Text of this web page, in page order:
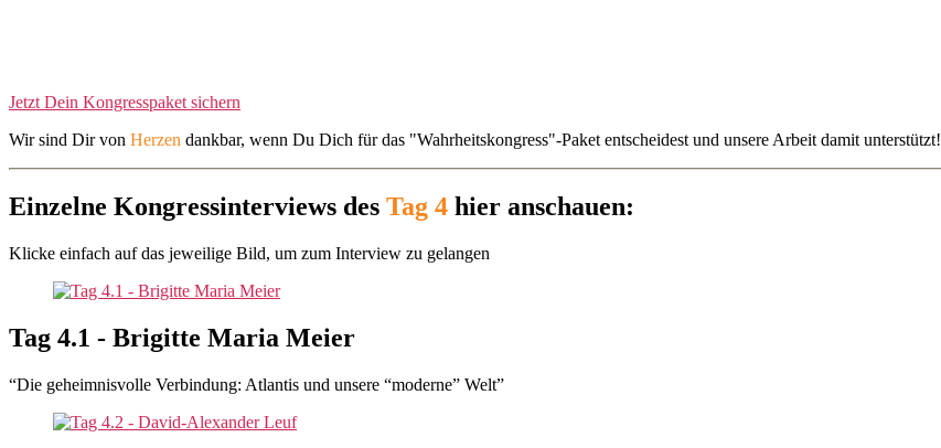
Jetzt Dein Kongresspaket sichern
Wir sind Dir von Herzen dankbar, wenn Du Dich für das "Wahrheitskongress"-Paket entscheidest und unsere Arbeit damit unterstützt!
Einzelne Kongressinterviews des Tag 4 hier anschauen:
Klicke einfach auf das jeweilige Bild, um zum Interview zu gelangen
Tag 4.1 - Brigitte Maria Meier
“Die geheimnisvolle Verbindung: Atlantis und unsere “moderne” Welt”